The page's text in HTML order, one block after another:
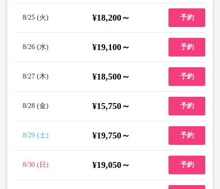
8/25 (火) ¥18,200～ 予約
8/26 (水) ¥19,100～ 予約
8/27 (木) ¥18,500～ 予約
8/28 (金) ¥15,750～ 予約
8/29 (土) ¥19,750～ 予約
8/30 (日) ¥19,050～ 予約